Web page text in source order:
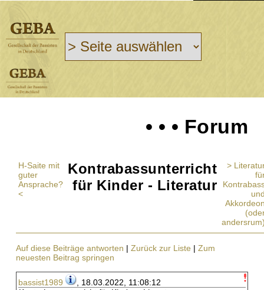
• • • Forum
H-Saite mit
guter
Ansprache?
<
Kontrabassunterricht
für Kinder - Literatur
>
Auf diese Beiträge antworten | Zurück zur Liste | Zum
neuesten Beitrag springen
bassist1989
, 18.03.2022, 11:08:12